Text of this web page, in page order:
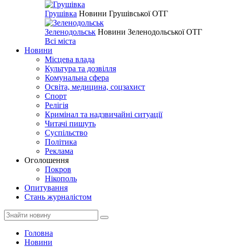
Грушівка Новини Грушівської ОТГ
Зеленодольськ Новини Зеленодольської ОТГ
Всі міста
Новини
Місцева влада
Культура та дозвілля
Комунальна сфера
Освіта, медицина, соцзахист
Спорт
Релігія
Кримінал та надзвичайні ситуації
Читачі пишуть
Суспільство
Політика
Реклама
Оголошення
Покров
Нікополь
Опитування
Стань журналістом
Головна
Новини